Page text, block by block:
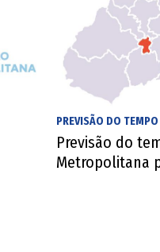
PREVISÃO DO TEMPO
Previsão do
Metropolitana